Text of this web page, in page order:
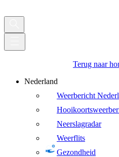
Terug naar
Nederland
Weerbericht
Neerslagradar
Weerflits
Gezondheid